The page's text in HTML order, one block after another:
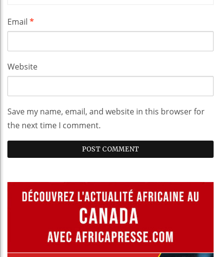
Email *
Website
Save my name, email, and website in this browser for
the next time I comment.